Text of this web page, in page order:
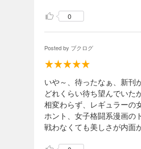
0
Posted by ブクログ
いや～、待ったなぁ、新刊
どれくらい待ち望んでいた
相変わらず、レギュラーの
ホント、女子格闘系漫画の
戦わなくても美しさが内面